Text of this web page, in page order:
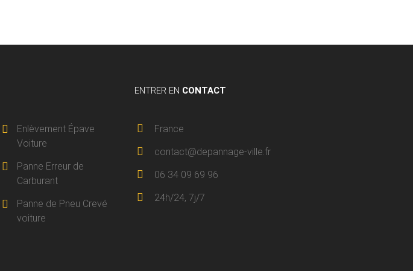
Enlèvement Épave
Voiture
Panne Erreur de
Carburant
Panne de Pneu Crevé
voiture
ENTRER EN CONTACT
France
contact@depannage-ville.fr
06 34 09 69 96
24h/24, 7j/7